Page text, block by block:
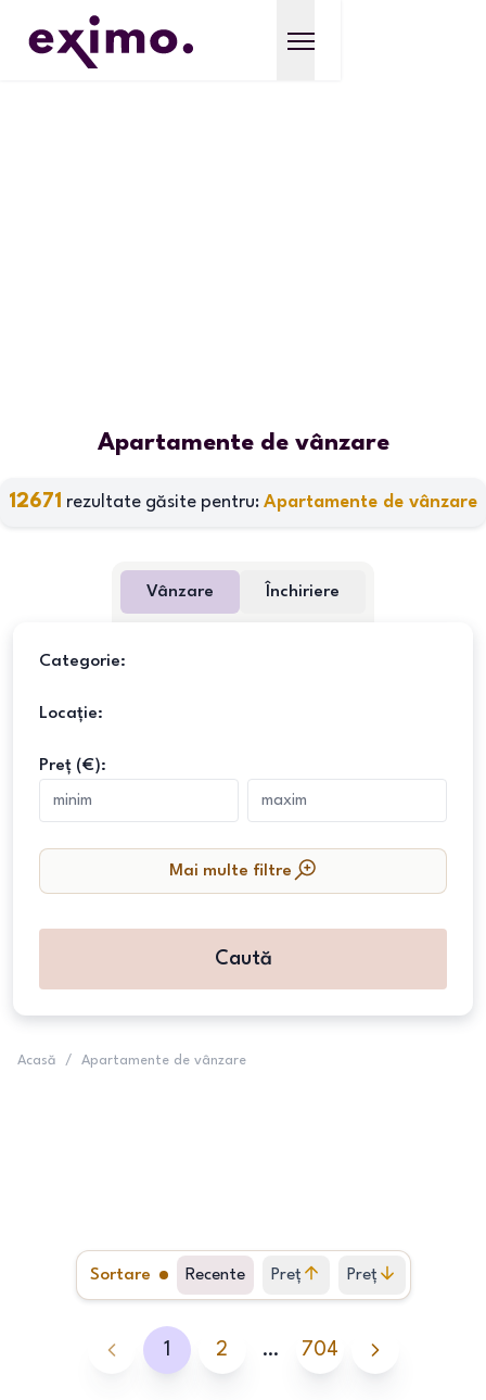
Apartamente de vânzare
12671 rezultate găsite pentru: Apartamente de vânzare
Vânzare Închiriere
Categorie:
Locație:
Preț (€):
Mai multe filtre
Caută
Acasă / Apartamente de vânzare
Sortare Recente Preț
crescător
Preț
descrescător
1 2 … 704